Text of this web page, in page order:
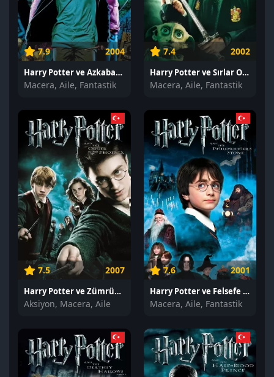
7.9 2004
Harry Potter ve Azkaban Tutsağı izle
Macera, Aile, Fantastik
7.4 2002
Harry Potter ve Sırlar Odası izle
Macera, Aile, Fantastik
7.5 2007
Harry Potter ve Zümrüdüanka Yoldaşlığı izle
Aksiyon, Macera, Aile
7.6 2001
Harry Potter ve Felsefe Taşı izle
Macera, Aile, Fantastik